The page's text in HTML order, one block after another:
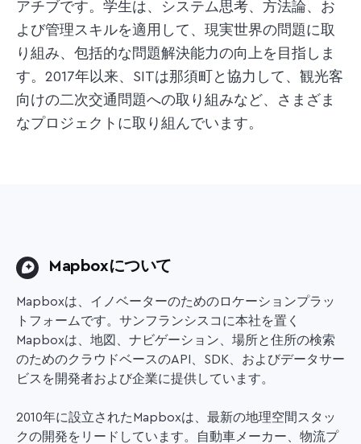
アチブです。学生は、システム思考、方法論、お
よび管理スキルを適用して、現実世界の問題に取
り組み、包括的な問題解決能力の向上を目指しま
す。2017年以来、SITは那須町と協力して、観光客
向けの二次交通問題への取り組みなど、さまざま
なプロジェクトに取り組んでいます。
Mapboxについて
Mapboxは、イノベーターのためのロケーションプラッ
トフォームです。サンフランシスコに本社を置く
Mapboxは、地図、ナビゲーション、場所と住所の検索
のためのクラウドベースのAPI、SDK、およびデータサー
ビスを開発者および企業に提供しています。
2010年に設立されたMapboxは、最新の地理空間スタッ
クの開発をリードしています。自動車メーカー、物流プ